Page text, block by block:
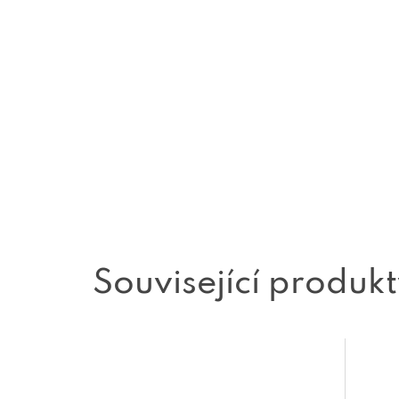
Související